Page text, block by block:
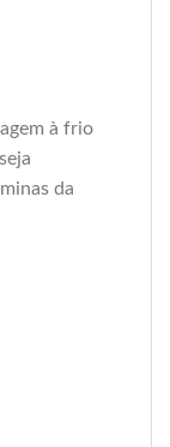
à frio
da